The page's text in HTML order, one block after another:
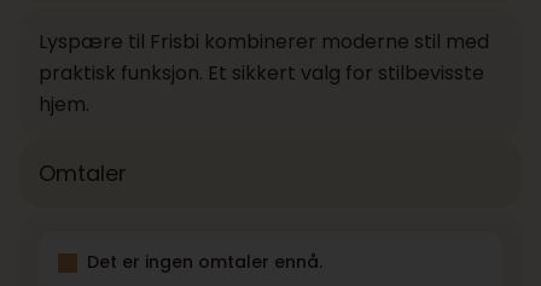
Lyspære til Frisbi kombinerer moderne stil med
praktisk funksjon. Et sikkert valg for stilbevisste
hjem.
Omtaler
Det er ingen omtaler ennå.